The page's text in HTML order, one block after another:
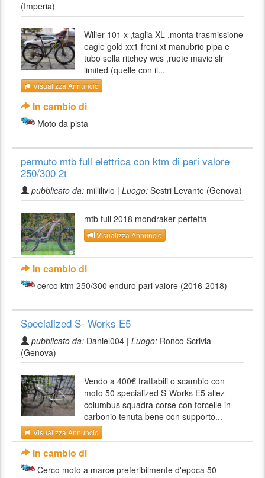
(Imperia)
Wilier 101 x ,taglia XL ,monta trasmissione
eagle gold xx1 freni xt manubrio pipa e
tubo sella ritchey wcs ,ruote mavic slr
limited (quelle con il...
Visualizza Annuncio
In cambio di
Moto da pista
permuto mtb full elettrica con ktm di pari valore
250/300 2t
pubblicato da: millilivio | Luogo: Sestri Levante (Genova)
mtb full 2018 mondraker perfetta
Visualizza Annuncio
In cambio di
cerco ktm 250/300 enduro pari valore (2016-2018)
Specialized S- Works E5
pubblicato da: Daniel004 | Luogo: Ronco Scrivia
(Genova)
Vendo a 400€ trattabili o scambio con
moto 50 specialized S-Works E5 allez
columbus squadra corse con forcelle in
carbonio tenuta bene con supporto...
Visualizza Annuncio
In cambio di
Cerco moto a marce preferibilmente d'epoca 50